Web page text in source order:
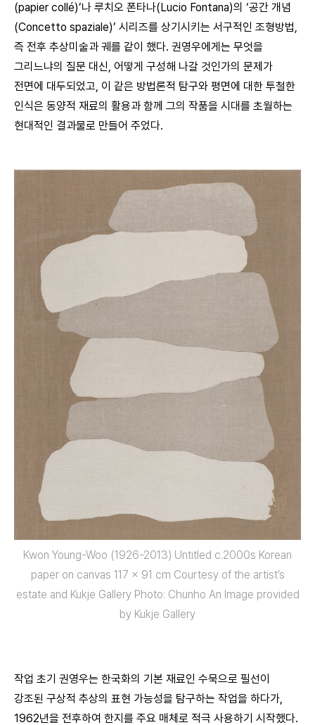
(papier collé)’나 루치오 폰타나(Lucio Fontana)의 ‘공간 개념
(Concetto spaziale)’ 시리즈를 상기시키는 서구적인 조형방법,
즉 전후 추상미술과 궤를 같이 했다. 권영우에게는 무엇을
그리느냐의 질문 대신, 어떻게 구성해 나갈 것인가의 문제가
전면에 대두되었고, 이 같은 방법론적 탐구와 평면에 대한 투철한
인식은 동양적 재료의 활용과 함께 그의 작품을 시대를 초월하는
현대적인 결과물로 만들어 주었다.
Kwon Young-Woo (1926-2013) Untitled c.2000s Korean
paper on canvas 117 x 91 cm Courtesy of the artist’s
estate and Kukje Gallery Photo: Chunho An Image provided
by Kukje Gallery
작업 초기 권영우는 한국화의 기본 재료인 수묵으로 필선이
강조된 구상적 추상의 표현 가능성을 탐구하는 작업을 하다가,
1962년을 전후하여 한지를 주요 매체로 적극 사용하기 시작했다.